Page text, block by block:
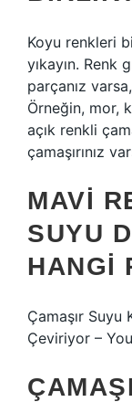
Koyu renkleri
yıkayın. Renk
parçanız
Örneğin, mor,
açık renkli
çamaşırınız
MAVI
SUYU
HANGI
Çamaşır Suyu
Çeviriyor –